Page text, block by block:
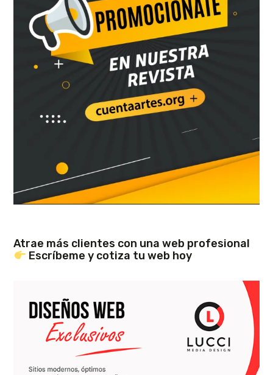
Atrae más clientes con una web profesional
Escríbeme y cotiza tu web hoy